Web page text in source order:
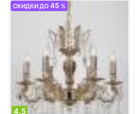
классический,цвет плафона/
абажура: прозрачный
СКИДКИ ДО45 %
4.5